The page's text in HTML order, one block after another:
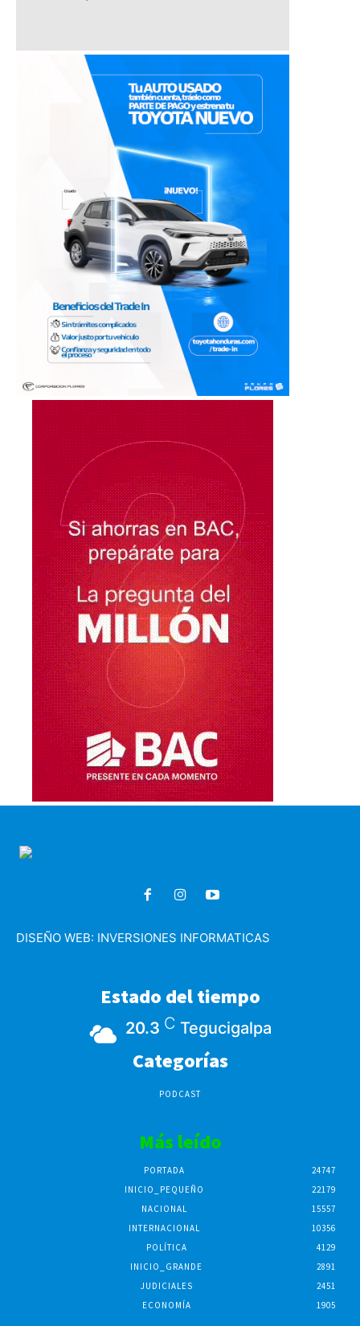
DISEÑO WEB: INVERSIONES INFORMATICAS
Estado del tiempo
20.3 C Tegucigalpa
Categorías
PODCAST
Más leído
PORTADA
24747
INICIO_PEQUEÑO
22179
NACIONAL
15557
INTERNACIONAL
10356
POLÍTICA
4129
INICIO_GRANDE
2891
JUDICIALES
2451
ECONOMÍA
1905